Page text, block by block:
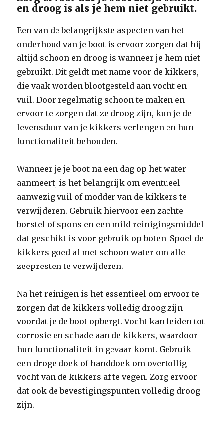
en droog is als je hem niet gebruikt.
Een van de belangrijkste aspecten van het
onderhoud van je boot is ervoor zorgen dat hij
altijd schoon en droog is wanneer je hem niet
gebruikt. Dit geldt met name voor de kikkers,
die vaak worden blootgesteld aan vocht en
vuil. Door regelmatig schoon te maken en
ervoor te zorgen dat ze droog zijn, kun je de
levensduur van je kikkers verlengen en hun
functionaliteit behouden.
Wanneer je je boot na een dag op het water
aanmeert, is het belangrijk om eventueel
aanwezig vuil of modder van de kikkers te
verwijderen. Gebruik hiervoor een zachte
borstel of spons en een mild reinigingsmiddel
dat geschikt is voor gebruik op boten. Spoel de
kikkers goed af met schoon water om alle
zeepresten te verwijderen.
Na het reinigen is het essentieel om ervoor te
zorgen dat de kikkers volledig droog zijn
voordat je de boot opbergt. Vocht kan leiden tot
corrosie en schade aan de kikkers, waardoor
hun functionaliteit in gevaar komt. Gebruik
een droge doek of handdoek om overtollig
vocht van de kikkers af te vegen. Zorg ervoor
dat ook de bevestigingspunten volledig droog
zijn.